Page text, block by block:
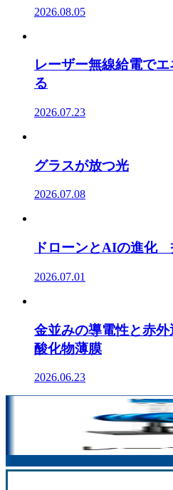
2026.08.05
レーザー無線給電で
る
2026.07.23
グラスが放つ光
2026.07.08
ドローンとAIの進化
2026.07.01
金並みの導電性と赤
酸化物薄膜
2026.06.23